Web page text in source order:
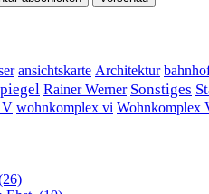
ansichtskarte Architektur
Rainer Werner Sonstiges
V wohnkomplex vi Wohnkomplex